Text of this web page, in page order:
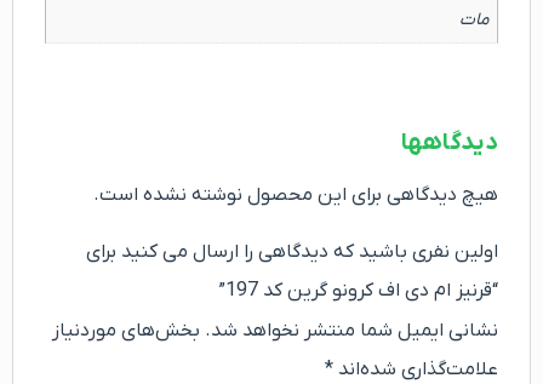
مات
دیدگاهها
هیچ دیدگاهی برای این محصول نوشته نشده است.
اولین نفری باشید که دیدگاهی را ارسال می کنید برای
“قرنیز ام دی اف کرونو گرین کد 197”
نشانی ایمیل شما منتشر نخواهد شد. بخش‌های موردنیاز
علامت‌گذاری شده‌اند *